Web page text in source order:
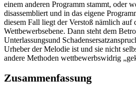
einem anderen Programm stammt, oder
disassembliert und in das eigene
diesem Fall liegt der Verstoß nämlich auf
Wettbewerbsebene. Dann steht dem
Unterlassungsund
Urheber der Melodie ist und sie nicht
andere Methoden wettbewerbswidrig
Zusammenfassung